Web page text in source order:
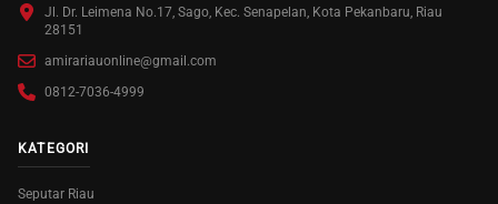
Jl. Dr. Leimena No.17, Sago, Kec. Senapelan, Kota Pekanbaru, Riau
28151
amirariauonline@gmail.com
0812-7036-4999
KATEGORI
Seputar Riau